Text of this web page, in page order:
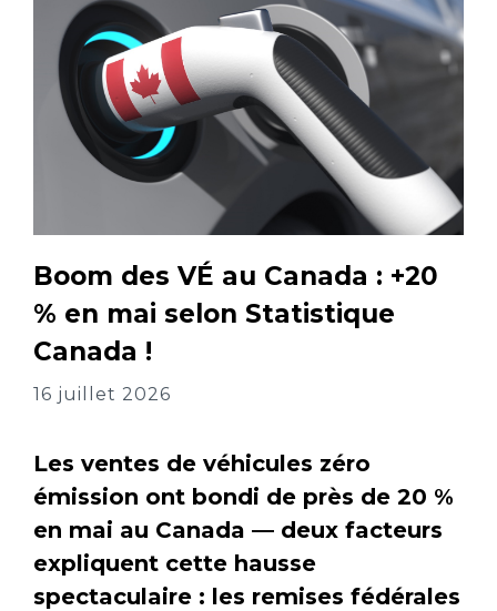
Boom des VÉ au Canada : +20
% en mai selon Statistique
Canada !
16 juillet 2026
Les ventes de véhicules zéro
émission ont bondi de près de 20 %
en mai au Canada — deux facteurs
expliquent cette hausse
spectaculaire : les remises fédérales